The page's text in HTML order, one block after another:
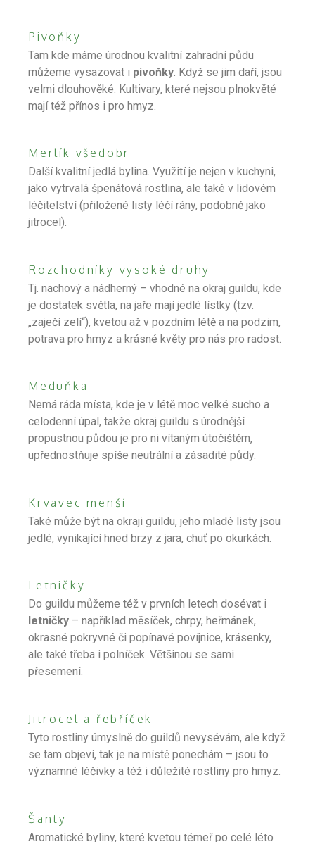
Pivoňky
Tam kde máme úrodnou kvalitní zahradní půdu
můžeme vysazovat i pivoňky . Když se jim daří, jsou
velmi dlouhověké. Kultivary, které nejsou plnokvěté
mají též přínos i pro hmyz.
Merlík všedobr
Další kvalitní jedlá bylina. Využití je nejen v kuchyni,
jako vytrvalá špenátová rostlina, ale také v lidovém
léčitelství (přiložené listy léčí rány, podobně jako
jitrocel).
Rozchodníky vysoké druhy
Tj. nachový a nádherný – vhodné na okraj guildu, kde
je dostatek světla, na jaře mají jedlé lístky (tzv.
„zaječí zelí“), kvetou až v pozdním létě a na podzim,
potrava pro hmyz a krásné květy pro nás pro radost.
Meduňka
Nemá ráda místa, kde je v létě moc velké sucho a
celodenní úpal, takže okraj guildu s úrodnější
propustnou půdou je pro ni vítaným útočištěm,
upřednostňuje spíše neutrální a zásadité půdy.
Krvavec menší
Také může být na okraji guildu, jeho mladé listy jsou
jedlé, vynikající hned brzy z jara, chuť po okurkách.
Letničky
Do guildu můžeme též v prvních letech dosévat i
letničky – například měsíček, chrpy, heřmánek,
okrasné pokryvné či popínavé povíjnice, krásenky,
ale také třeba i polníček. Většinou se sami
přesemení.
Jitrocel a řebříček
Tyto rostliny úmyslně do guildů nevysévám, ale když
se tam objeví, tak je na místě ponechám – jsou to
významné léčivky a též i důležité rostliny pro hmyz.
Šanty
Aromatické byliny, které kvetou témeř po celé léto